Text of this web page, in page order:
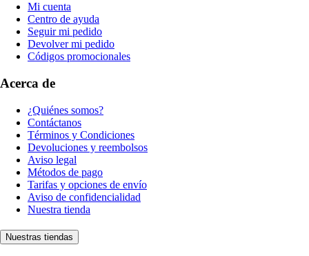
Mi cuenta
Centro de ayuda
Seguir mi pedido
Devolver mi pedido
Códigos promocionales
Acerca de
¿Quiénes somos?
Contáctanos
Términos y Condiciones
Devoluciones y reembolsos
Aviso legal
Métodos de pago
Tarifas y opciones de envío
Aviso de confidencialidad
Nuestra tienda
Nuestras tiendas